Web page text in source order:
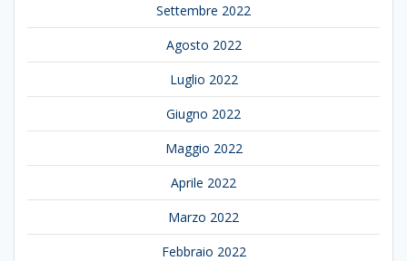
Settembre 2022
Agosto 2022
Luglio 2022
Giugno 2022
Maggio 2022
Aprile 2022
Marzo 2022
Febbraio 2022